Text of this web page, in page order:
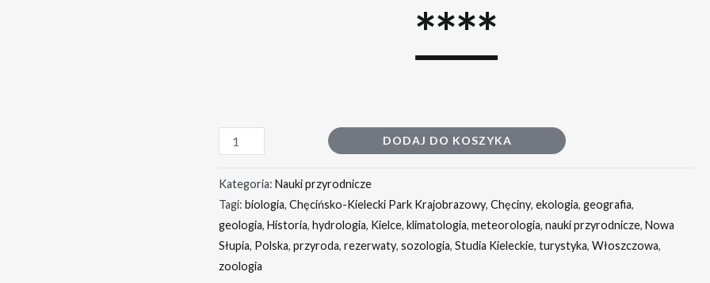
****
DODAJ DO KOSZYKA
Kategoria: Nauki przyrodnicze
Tagi: biologia,Chęcińsko-Kielecki Park Krajobrazowy,Chęciny,ekologia,geografia,
geologia, Historia, hydrologia, Kielce, klimatologia,meteorologia,nauki przyrodnicze, Nowa
Słupia, Polska,przyroda,rezerwaty,sozologia,Studia Kieleckie,turystyka,Włoszczowa,
zoologia